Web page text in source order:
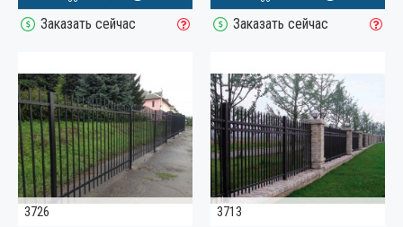
Заказать сейчас Заказать сейчас
3726 3713